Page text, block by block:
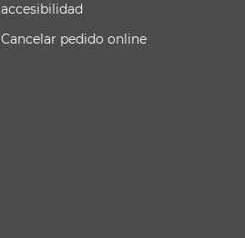
accesibilidad
Cancelar pedido online